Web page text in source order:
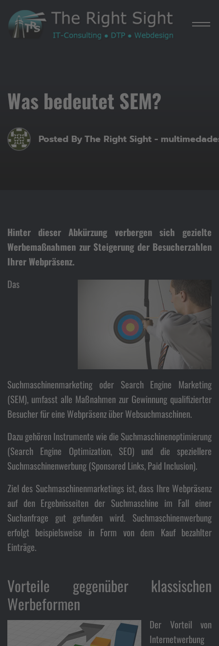
Was bedeutet SEM?
Posted ByThe Right Sight -
Hinter dieser Abkürzung verbergen sich gezielte
Werbemaßnahmen zur Steigerung der Besucherzahlen
Ihrer Webpräsenz.
Das
Suchmaschinenmarketing oder Search Engine Marketing
(SEM), umfasst alle Maßnahmen zur Gewinnung qualifizierter
Besucher für eine Webpräsenz über Websuchmaschinen.
Dazu gehören Instrumente wie die Suchmaschinenoptimierung
(Search Engine Optimization, SEO) und die speziellere
Suchmaschinenwerbung (Sponsored Links, Paid Inclusion).
Ziel des Suchmaschinenmarketings ist, dass Ihre Webpräsenz
auf den Ergebnisseiten der Suchmaschine im Fall einer
Suchanfrage gut gefunden wird. Suchmaschinenwerbung
erfolgt beispielsweise in Form von dem Kauf bezahlter
Einträge.
Vorteile gegenüber klassischen
Werbeformen
Der Vorteil von
Internetwerbung